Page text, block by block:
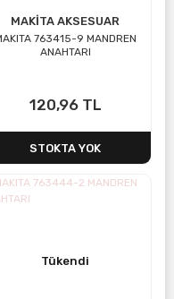
MAKİTA AKSESUAR
763415-9 MANDREN
ANAHTARI
120,96 TL
STOKTA YOK
Tükendi